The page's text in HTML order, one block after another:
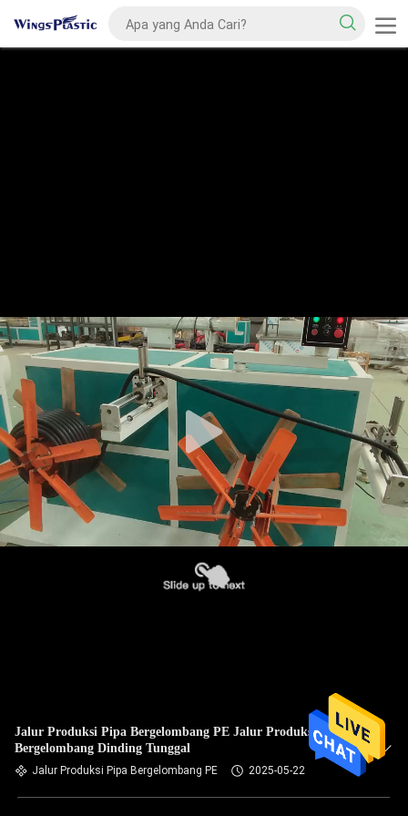
Jalur Produksi Pipa Bergelombang PE Jalur Produksi Pipa
Bergelombang Dinding Tunggal
Jalur Produksi Pipa Bergelombang PE 2025-05-22